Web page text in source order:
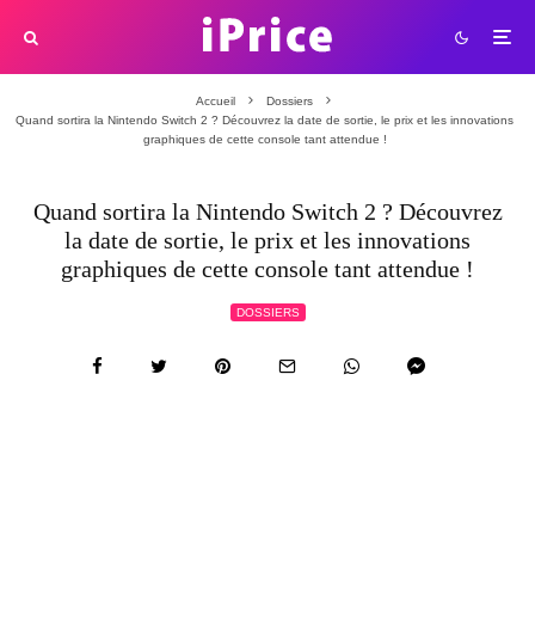
Accueil
Dossiers
Quand sortira la Nintendo Switch 2 ? Découvrez la date de sortie, le prix et les innovations
graphiques de cette console tant attendue !
Quand sortira la Nintendo Switch 2 ? Découvrez
la date de sortie, le prix et les innovations
graphiques de cette console tant attendue !
DOSSIERS